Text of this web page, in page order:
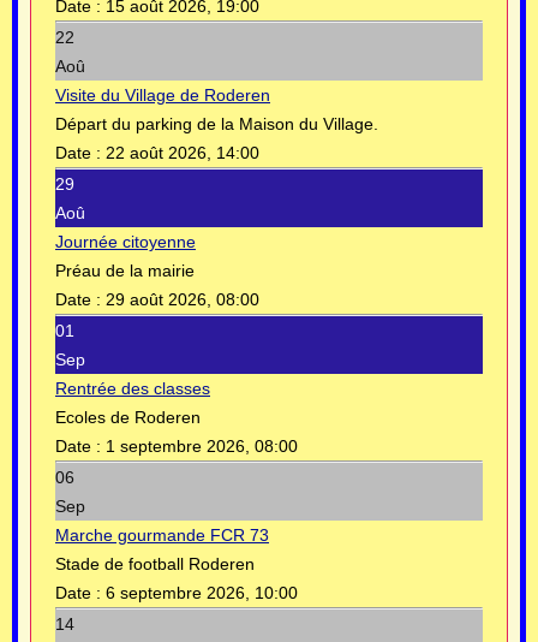
Date : 15 août 2026, 19:00
22
Aoû
Visite du Village de Roderen
Départ du parking de la Maison du Village.
Date : 22 août 2026, 14:00
29
Aoû
Journée citoyenne
Préau de la mairie
Date : 29 août 2026, 08:00
01
Sep
Rentrée des classes
Ecoles de Roderen
Date : 1 septembre 2026, 08:00
06
Sep
Marche gourmande FCR 73
Stade de football Roderen
Date : 6 septembre 2026, 10:00
14